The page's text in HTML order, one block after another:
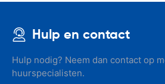
Hulp en contact
Hulp nodig? Neem dan contact op
huurspecialisten.